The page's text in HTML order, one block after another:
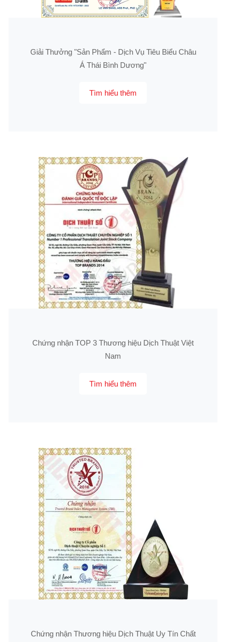
Giải Thưởng "Sản Phẩm - Dịch Vụ Tiêu Biểu Châu
Á Thái Bình Dương"
Tìm hiểu thêm
Chứng nhận TOP 3 Thương hiệu Dịch Thuật Việt
Nam
Tìm hiểu thêm
Chứng nhận Thương hiệu Dịch Thuật Uy Tín Chất